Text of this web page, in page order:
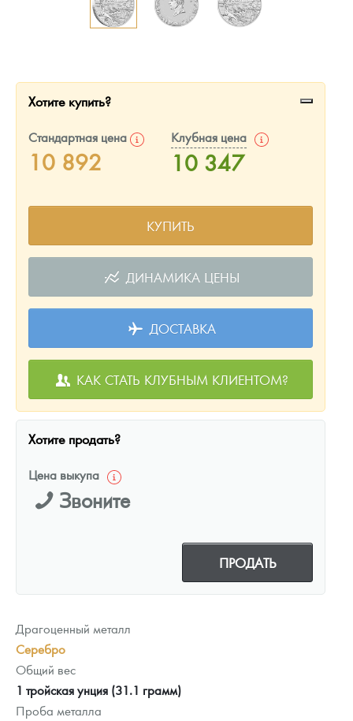
Русская нумизматика
Монеты и жетоны из недрагоценных металлов
Книги по нумизматике
Хотите купить?
Стандартная цена
10 892
Клубная цена
10 347
КУПИТЬ
ДИНАМИКА ЦЕНЫ
ДОСТАВКА
КАК СТАТЬ КЛУБНЫМ КЛИЕНТОМ?
Хотите продать?
Цена выкупа
Звоните
ПРОДАТЬ
Драгоценный металл
Серебро
Общий вес
1 тройская унция (31.1 грамм)
Проба металла